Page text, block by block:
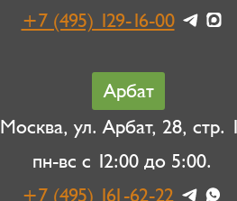
+7 (495) 129-16-00
Арбат
Москва, ул. Арбат, 28, стр.
пн-вс с 12:00 до 5:00.
+7 (495) 161-62-22